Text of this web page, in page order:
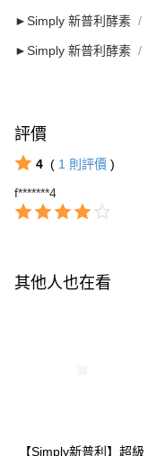
►Simply 新普利酵素
►Simply 新普利酵素
評價
4 ( 1 則評價 )
f*******4
其他人也在看
【Simply新普利】超級